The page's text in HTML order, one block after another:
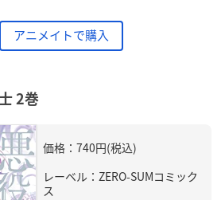
アニメイトで購入
2巻
価格：740円(税込)
レーベル：ZERO-SUMコミック
ス